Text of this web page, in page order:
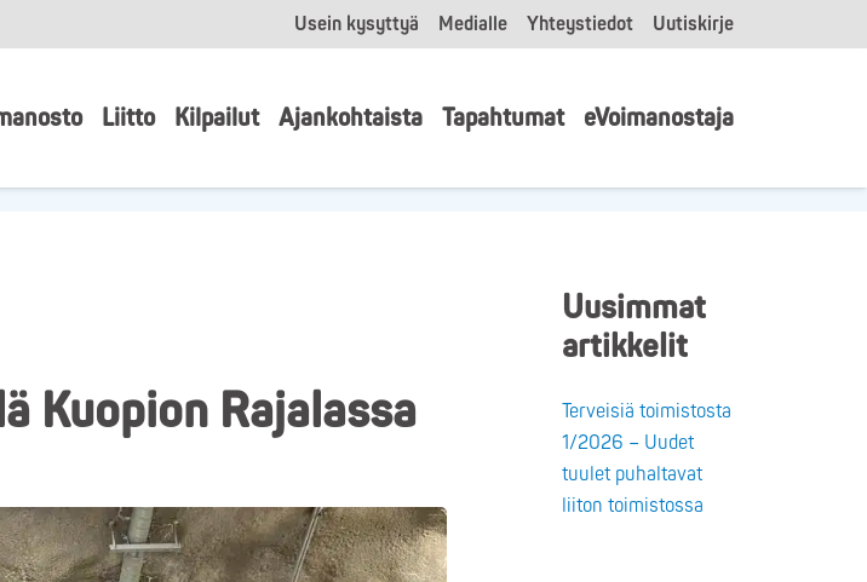
Usein kysyttyä Medialle Yhteystiedot Uutiskirje
Liitto Kilpailut Ajankohtaista Tapahtumat eVoimanostaja
Kuopion Rajalassa
Uusimmat
artikkelit
Terveisiä toimistosta
1/2026 – Uudet
tuulet puhaltavat
liiton toimistossa